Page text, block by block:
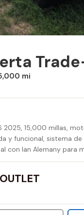
mi
2025, 15,000 millas,
y funcional, sistema
con Ian Alemany para